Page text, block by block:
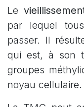
Le
par lequel
passer. Il
qui est, à son
groupes
noyau cellulaire.